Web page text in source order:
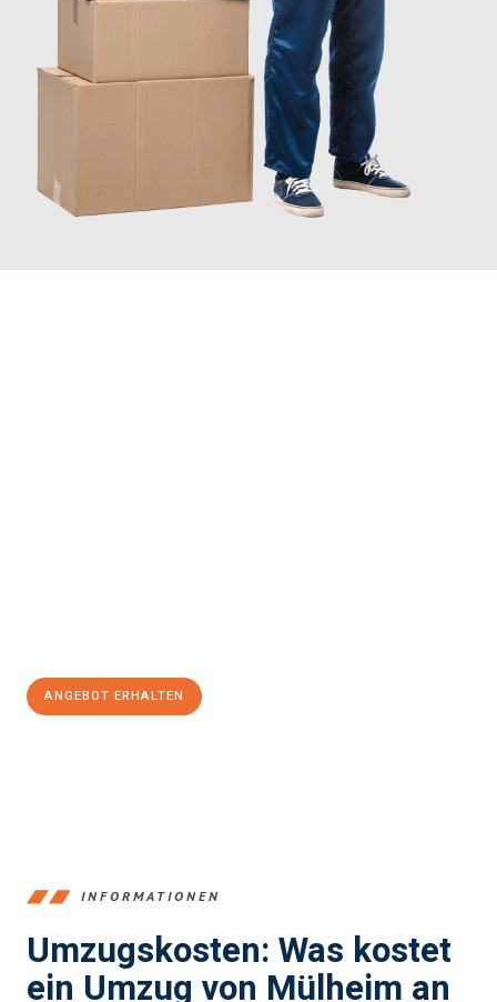
ANGEBOT ERHALTEN
INFORMATIONEN
Umzugskosten: Was kostet
ein Umzug von Mülheim an